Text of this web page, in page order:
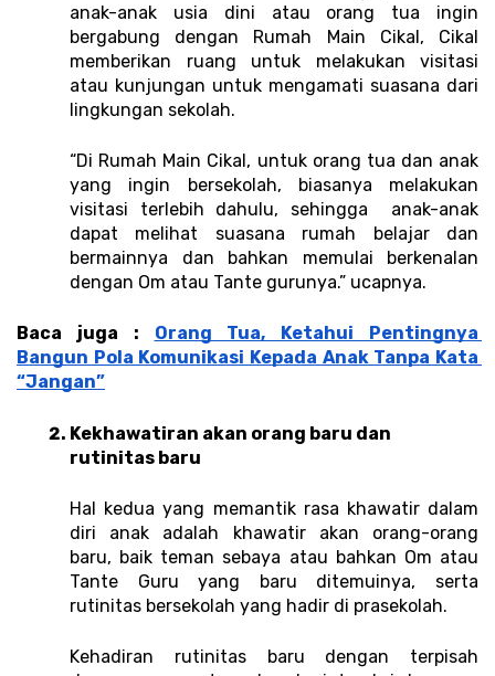
anak-anak usia dini atau orang tua ingin
bergabung dengan Rumah Main Cikal, Cikal
memberikan ruang untuk melakukan visitasi
atau kunjungan untuk mengamati suasana dari
lingkungan sekolah.
“Di Rumah Main Cikal, untuk orang tua dan anak
yang ingin bersekolah, biasanya melakukan
visitasi terlebih dahulu, sehingga  anak-anak
dapat melihat suasana rumah belajar dan
bermainnya dan bahkan memulai berkenalan
dengan Om atau Tante gurunya.” ucapnya.
Baca juga : Orang Tua, Ketahui Pentingnya
Bangun Pola Komunikasi Kepada Anak Tanpa Kata
“Jangan”
Kekhawatiran akan orang baru dan
rutinitas baru
Hal kedua yang memantik rasa khawatir dalam
diri anak adalah khawatir akan orang-orang
baru, baik teman sebaya atau bahkan Om atau
Tante Guru yang baru ditemuinya, serta
rutinitas bersekolah yang hadir di prasekolah.
Kehadiran rutinitas baru dengan terpisah